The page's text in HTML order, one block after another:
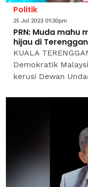
Politik
25 Jul 2023 01:30pm
PRN: Muda mahu
hijau di
KUALA
Demokratik
kerusi Dewan
sebagai tindakan...